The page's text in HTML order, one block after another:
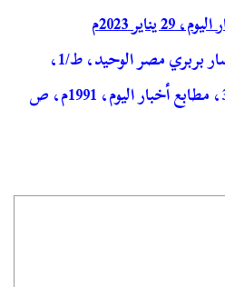
2023م
ماجد الكسار، علي الكسار بربري مصر الوحيد، ط/1،
سلسلة كتاب اليوم، عدد 328، مطابع أخبار اليوم، 1991م، ص